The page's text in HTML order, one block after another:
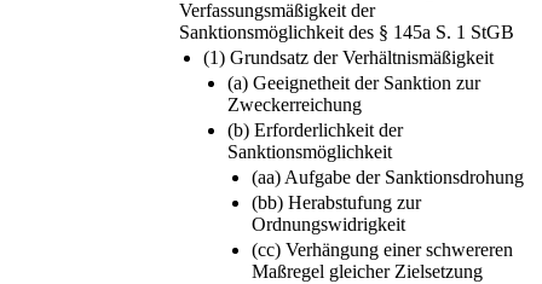
Verfassungsmäßigkeit der
Sanktionsmöglichkeit des § 145a S. 1 StGB
(1) Grundsatz der Verhältnismäßigkeit
(a) Geeignetheit der Sanktion zur
Zweckerreichung
(b) Erforderlichkeit der
Sanktionsmöglichkeit
(aa) Aufgabe der Sanktionsdrohung
(bb) Herabstufung zur
Ordnungswidrigkeit
(cc) Verhängung einer schwereren
Maßregel gleicher Zielsetzung